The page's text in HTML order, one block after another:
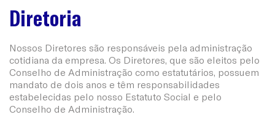
Diretoria
Nossos Diretores são responsáveis pela administração
cotidiana da empresa. Os Diretores, que são eleitos pelo
Conselho de Administração como estatutários, possuem
mandato de dois anos e têm responsabilidades
estabelecidas pelo nosso Estatuto Social e pelo
Conselho de Administração.